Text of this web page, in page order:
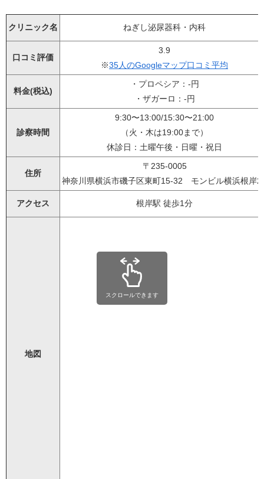
クリニック名 ねぎし泌尿器科・内科
口コミ評価
3.9
※35人のGoogleマップ口コミ平均
料金(税込)
・プロペシア：-円
・ザガーロ：-円
診察時間
9:30〜13:00/15:30〜21:00
（火・木は19:00まで）
休診日：土曜午後・日曜・祝日
住所
〒235-0005
神奈川県横浜市磯子区東町15-32 モンビル横浜根岸
アクセス 根岸駅 徒歩1分
地図
スクロールできます